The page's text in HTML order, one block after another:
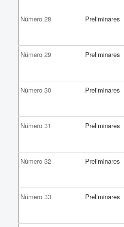
Número 28 Preliminares
Número 29 Preliminares
Número 30 Preliminares
Número 31 Preliminares
Número 32 Preliminares
Número 33 Preliminares